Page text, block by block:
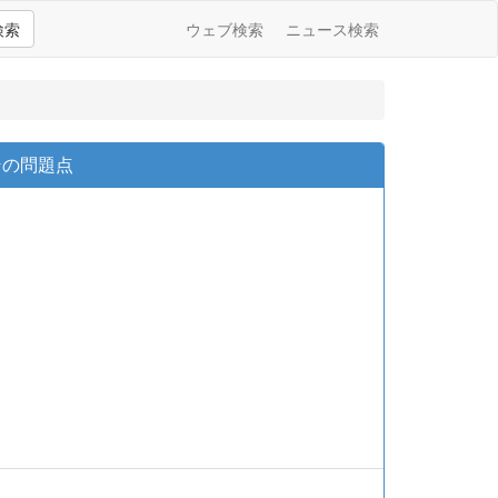
索 ウェブ検索 ニュース検索
問題点